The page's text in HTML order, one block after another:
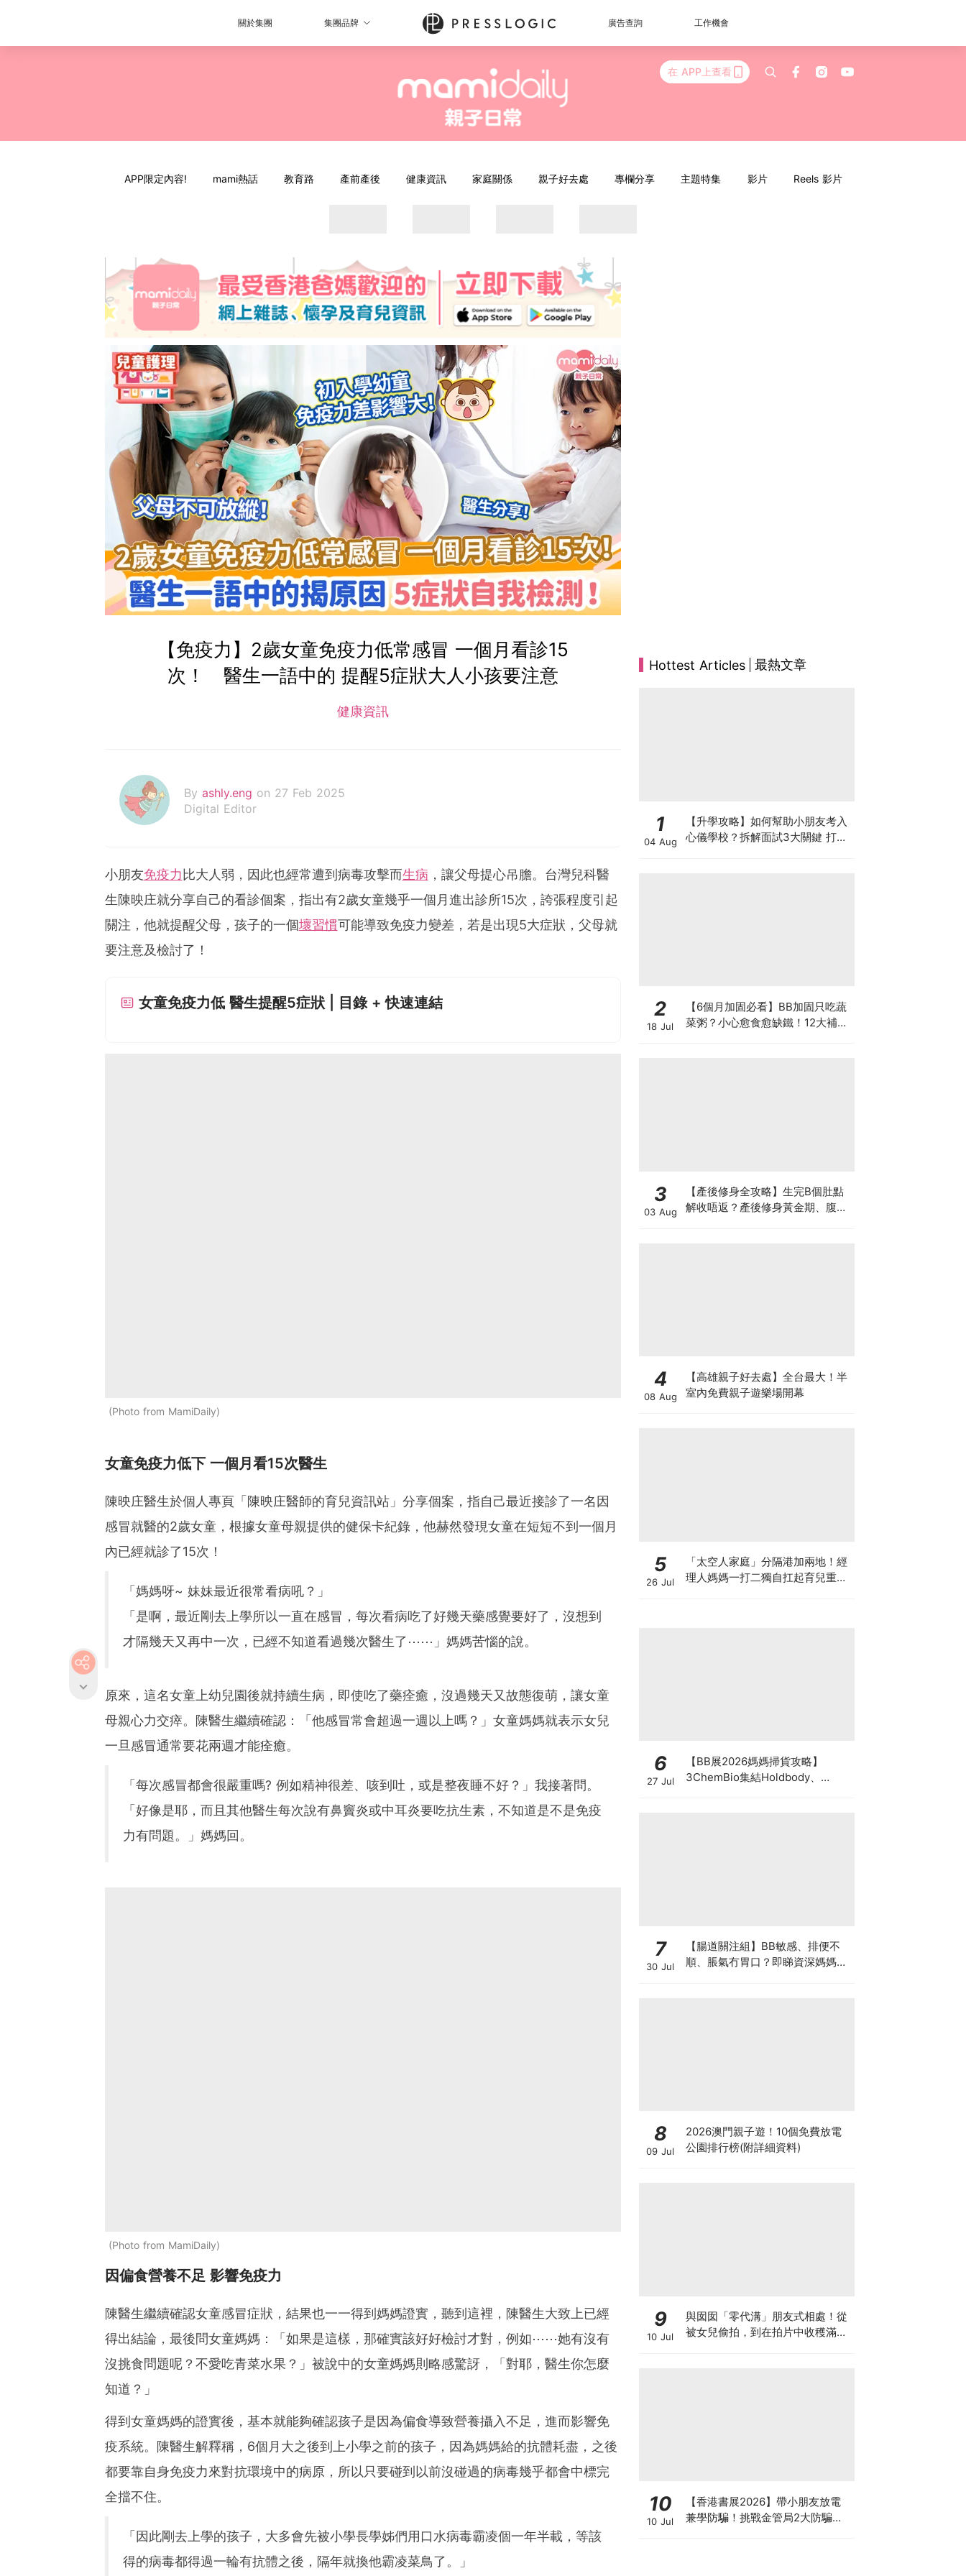
關於集團 集團品牌 廣告查詢 工作機會
在 APP上查看
APP限定內容! mami熱話 教育路 產前產後 健康資訊 家庭關係 親子好去處 專欄分享 主題特集 影片 Reels 影片
【免疫力】2歲女童免疫力低常感冒 一個月看診15
次！ 醫生一語中的 提醒5症狀大人小孩要注意
健康資訊
By ashly.eng on 27 Feb 2025
Digital Editor
小朋友免疫力 比大人弱，因此也經常遭到病毒攻擊而生病 ，讓父母提心吊膽。台灣兒科醫
生陳映庄就分享自己的看診個案，指出有2歲女童幾乎一個月進出診所15次，誇張程度引起
關注，他就提醒父母，孩子的一個壞習慣可能導致免疫力變差，若是出現5大症狀，父母就
要注意及檢討了！
女童免疫力低 醫生提醒5症狀 | 目錄 + 快速連結
Photo from MamiDaily
女童免疫力低下 一個月看15次醫生
陳映庄醫生於個人專頁「陳映庄醫師的育兒資訊站」分享個案，指自己最近接診了一名因
感冒就醫的2歲女童，根據女童母親提供的健保卡紀錄，他赫然發現女童在短短不到一個月
內已經就診了15次！
「媽媽呀~ 妹妹最近很常看病吼？」
「是啊，最近剛去上學所以一直在感冒，每次看病吃了好幾天藥感覺要好了，沒想到
才隔幾天又再中一次，已經不知道看過幾次醫生了⋯⋯」媽媽苦惱的說。
原來，這名女童上幼兒園後就持續生病，即使吃了藥痊癒，沒過幾天又故態復萌，讓女童
母親心力交瘁。陳醫生繼續確認：「他感冒常會超過一週以上嗎？」女童媽媽就表示女兒
一旦感冒通常要花兩週才能痊癒。
「每次感冒都會很嚴重嗎? 例如精神很差、咳到吐，或是整夜睡不好？」我接著問。
「好像是耶，而且其他醫生每次說有鼻竇炎或中耳炎要吃抗生素，不知道是不是免疫
力有問題。」媽媽回。
Photo from MamiDaily
因偏食營養不足 影響免疫力
陳醫生繼續確認女童感冒症狀，結果也一一得到媽媽證實，聽到這裡，陳醫生大致上已經
得出結論，最後問女童媽媽：「如果是這樣，那確實該好好檢討才對，例如⋯⋯她有沒有
沒挑食問題呢？不愛吃青菜水果？」被說中的女童媽媽則略感驚訝，「對耶，醫生你怎麼
知道？」
得到女童媽媽的證實後，基本就能夠確認孩子是因為偏食導致營養攝入不足，進而影響免
疫系統。陳醫生解釋稱，6個月大之後到上小學之前的孩子，因為媽媽給的抗體耗盡，之後
都要靠自身免疫力來對抗環境中的病原，所以只要碰到以前沒碰過的病毒幾乎都會中標完
全擋不住。
「因此剛去上學的孩子，大多會先被小學長學姊們用口水病毒霸凌個一年半載，等該
得的病毒都得過一輪有抗體之後，隔年就換他霸凌菜鳥了。」
Hottest Articles 最熱文章
1
04 Aug
【升學攻略】如何幫助小朋友考入
心儀學校？拆解面試3大關鍵 打好
2
18 Jul
【6個月加固必看】BB加固只吃蔬
菜粥？小心愈食愈缺鐵！12大補鐵
3
03 Aug
【產後修身全攻略】生完B個肚點
解收唔返？產後修身黃金期、腹直
4
08 Aug
【高雄親子好去處】全台最大！半
室內免費親子遊樂場開幕
5
26 Jul
「太空人家庭」分隔港加兩地！經
理人媽媽一打二獨自扛起育兒重
6
27 Jul
【BB展2026媽媽掃貨攻略】
3ChemBio集結Holdbody、
7
30 Jul
【腸道關注組】BB敏感、排便不
順、脹氣冇胃口？即睇資深媽媽分
8
09 Jul
2026澳門親子遊！10個免費放電
公園排行榜(附詳細資料)
9
10 Jul
與囡囡「零代溝」朋友式相處！從
被女兒偷拍，到在拍片中收穫滿足
10
10 Jul
【香港書展2026】帶小朋友放電
兼學防騙！挑戰金管局2大防騙遊